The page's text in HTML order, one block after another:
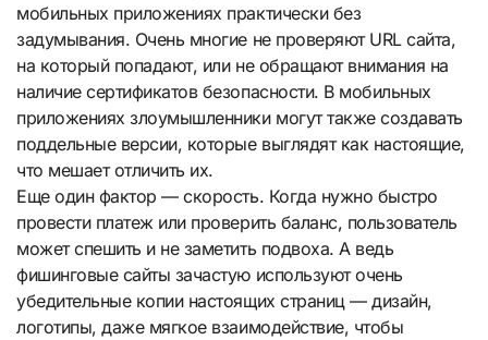
мобильных приложениях практически без
задумывания. Очень многие не проверяют URL сайта,
на который попадают, или не обращают внимания на
наличие сертификатов безопасности. В мобильных
приложениях злоумышленники могут также создавать
поддельные версии, которые выглядят как настоящие,
что мешает отличить их.
Еще один фактор — скорость. Когда нужно быстро
провести платеж или проверить баланс, пользователь
может спешить и не заметить подвоха. А ведь
фишинговые сайты зачастую используют очень
убедительные копии настоящих страниц — дизайн,
логотипы, даже мягкое взаимодействие, чтобы